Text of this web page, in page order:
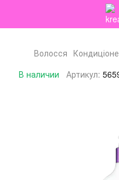
Волосся
В наличии
Артикул: